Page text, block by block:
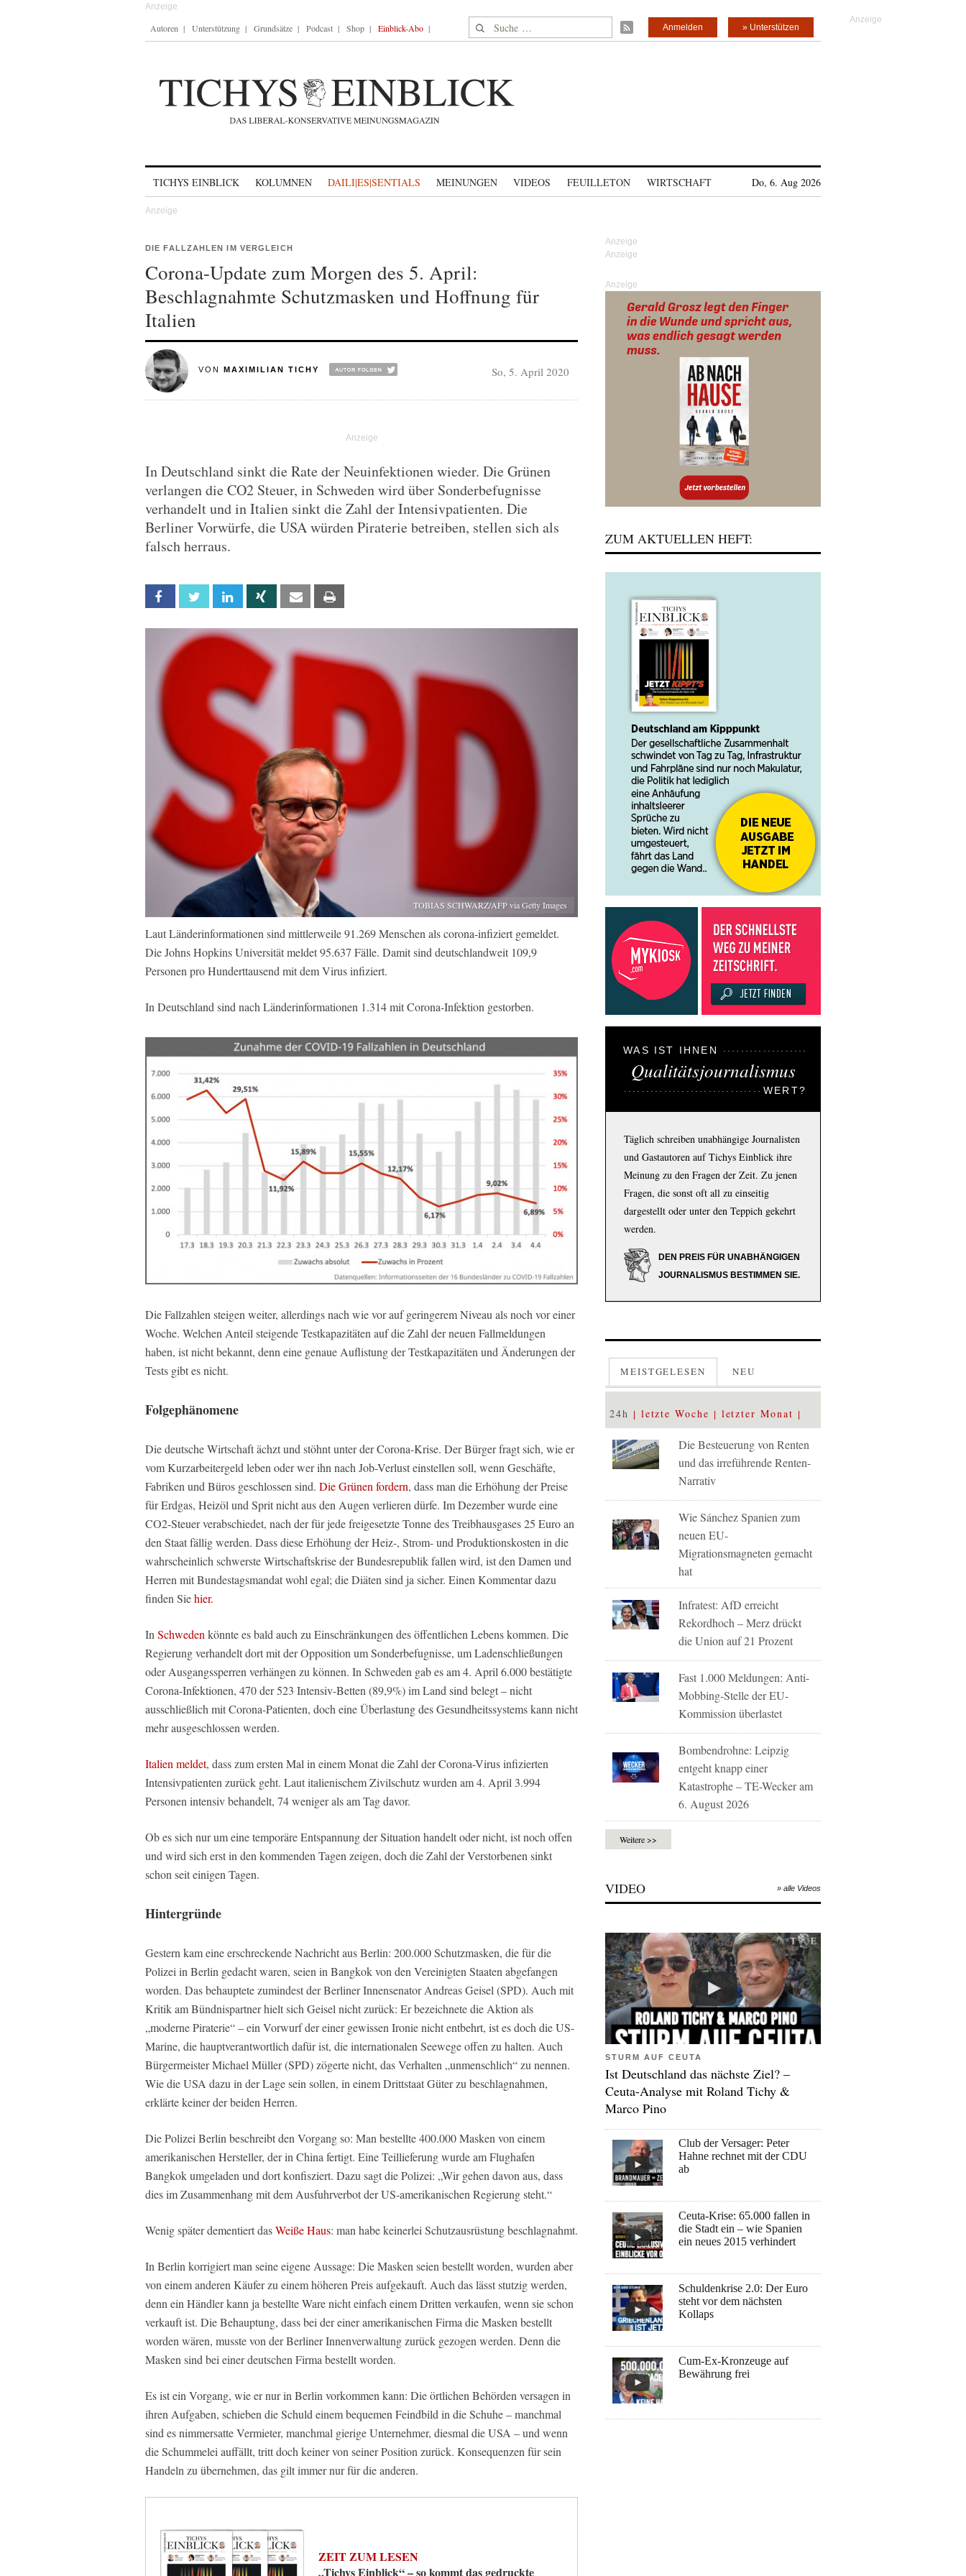
Autoren Unterstützung Grundsätze Podcast Shop Einblick-Abo Suche nach: » Unterstützen
Anmelden
TICHYS EINBLICK KOLUMNEN DAILI|ES|SENTIALS MEINUNGEN VIDEOS FEUILLETON WIRTSCHAFT Do, 6. Aug 2026
DIE FALLZAHLEN IM VERGLEICH
Corona-Update zum Morgen des 5. April:
Beschlagnahmte Schutzmasken und Hoffnung für
Italien
VON MAXIMILIAN TICHY So, 5. April 2020
In Deutschland sinkt die Rate der Neuinfektionen wieder. Die Grünen
verlangen die CO2 Steuer, in Schweden wird über Sonderbefugnisse
verhandelt und in Italien sinkt die Zahl der Intensivpatienten. Die
Berliner Vorwürfe, die USA würden Piraterie betreiben, stellen sich als
falsch herraus.
Facebook Twitter Linkedin Xing Email
TOBIAS SCHWARZ/AFP via Getty Images
Laut Länderinformationen sind mittlerweile 91.269 Menschen als corona-infiziert gemeldet.
Die Johns Hopkins Universität meldet 95.637 Fälle. Damit sind deutschlandweit 109,9
Personen pro Hunderttausend mit dem Virus infiziert.
In Deutschland sind nach Länderinformationen 1.314 mit Corona-Infektion gestorben.
Die Fallzahlen steigen weiter, allerdings nach wie vor auf geringerem Niveau als noch vor einer
Woche. Welchen Anteil steigende Testkapazitäten auf die Zahl der neuen Fallmeldungen
haben, ist nicht bekannt, denn eine genaue Auflistung der Testkapazitäten und Änderungen der
Tests gibt es nicht.
Folgephänomene
Die deutsche Wirtschaft ächzt und stöhnt unter der Corona-Krise. Der Bürger fragt sich, wie er
vom Kurzarbeitergeld leben oder wer ihn nach Job-Verlust einstellen soll, wenn Geschäfte,
Fabriken und Büros geschlossen sind. Die Grünen fordern, dass man die Erhöhung der Preise
für Erdgas, Heizöl und Sprit nicht aus den Augen verlieren dürfe. Im Dezember wurde eine
CO2-Steuer verabschiedet, nach der für jede freigesetzte Tonne des Treibhausgases 25 Euro an
den Staat fällig werden. Dass diese Erhöhung der Heiz-, Strom- und Produktionskosten in die
wahrscheinlich schwerste Wirtschaftskrise der Bundesrepublik fallen wird, ist den Damen und
Herren mit Bundestagsmandat wohl egal; die Diäten sind ja sicher. Einen Kommentar dazu
finden Siehier.
In Schweden könnte es bald auch zu Einschränkungen des öffentlichen Lebens kommen. Die
Regierung verhandelt dort mit der Opposition um Sonderbefugnisse, um Ladenschließungen
oder Ausgangssperren verhängen zu können. In Schweden gab es am 4. April 6.000 bestätigte
Corona-Infektionen, 470 der 523 Intensiv-Betten (89,9%) im Land sind belegt – nicht
ausschließlich mit Corona-Patienten, doch eine Überlastung des Gesundheitssystems kann nicht
mehr ausgeschlossen werden.
Italien meldet, dass zum ersten Mal in einem Monat die Zahl der Corona-Virus infizierten
Intensivpatienten zurück geht. Laut italienischem Zivilschutz wurden am 4. April 3.994
Personen intensiv behandelt, 74 weniger als am Tag davor.
Ob es sich nur um eine temporäre Entspannung der Situation handelt oder nicht, ist noch offen
und wird sich erst in den kommenden Tagen zeigen, doch die Zahl der Verstorbenen sinkt
schon seit einigen Tagen.
Hintergründe
Gestern kam eine erschreckende Nachricht aus Berlin: 200.000 Schutzmasken, die für die
Polizei in Berlin gedacht waren, seien in Bangkok von den Vereinigten Staaten abgefangen
worden. Das behauptete zumindest der Berliner Innensenator Andreas Geisel (SPD). Auch mit
Kritik am Bündnispartner hielt sich Geisel nicht zurück: Er bezeichnete die Aktion als
„moderne Piraterie“ – ein Vorwurf der einer gewissen Ironie nicht entbehrt, ist es doch die US-
Marine, die hauptverantwortlich dafür ist, die internationalen Seewege offen zu halten. Auch
Bürgermeister Michael Müller (SPD) zögerte nicht, das Verhalten „unmenschlich“ zu nennen.
Wie die USA dazu in der Lage sein sollen, in einem Drittstaat Güter zu beschlagnahmen,
erklärte keiner der beiden Herren.
Die Polizei Berlin beschreibt den Vorgang so: Man bestellte 400.000 Masken von einem
amerikanischen Hersteller, der in China fertigt. Eine Teillieferung wurde am Flughafen
Bangkok umgeladen und dort konfisziert. Dazu sagt die Polizei: „Wir gehen davon aus, dass
dies im Zusammenhang mit dem Ausfuhrverbot der US-amerikanischen Regierung steht.“
Wenig später dementiert dasWeiße Haus: man habe keinerlei Schutzausrüstung beschlagnahmt.
In Berlin korrigiert man seine eigene Aussage: Die Masken seien bestellt worden, wurden aber
von einem anderen Käufer zu einem höheren Preis aufgekauft. Auch das lässt stutzig werden,
denn ein Händler kann ja bestellte Ware nicht einfach einem Dritten verkaufen, wenn sie schon
verkauft ist. Die Behauptung, dass bei der einer amerikanischen Firma die Masken bestellt
worden wären, musste von der Berliner Innenverwaltung zurück gezogen werden. Denn die
Masken sind bei einer deutschen Firma bestellt worden.
Es ist ein Vorgang, wie er nur in Berlin vorkommen kann: Die örtlichen Behörden versagen in
ihren Aufgaben, schieben die Schuld einem bequemen Feindbild in die Schuhe – manchmal
sind es nimmersatte Vermieter, manchmal gierige Unternehmer, diesmal die USA – und wenn
die Schummelei auffällt, tritt doch keiner von seiner Position zurück. Konsequenzen für sein
Handeln zu übernehmen, das gilt immer nur für die anderen.
ZEIT ZUM LESEN
„Tichys Einblick“ – so kommt das gedruckte
Anzeige
ZUM AKTUELLEN HEFT:
WAS IST IHNEN
Qualitätsjournalismus
WERT?
Täglich schreiben unabhängige Journalisten
und Gastautoren auf Tichys Einblick ihre
Meinung zu den Fragen der Zeit. Zu jenen
Fragen, die sonst oft all zu einseitig
dargestellt oder unter den Teppich gekehrt
werden.
DEN PREIS FÜR UNABHÄNGIGEN
JOURNALISMUS BESTIMMEN SIE.
MEISTGELESEN NEU
24h letzte Woche letzter Monat
Die Besteuerung von Renten
und das irreführende Renten-
Narrativ
Wie Sánchez Spanien zum
neuen EU-
Migrationsmagneten gemacht
hat
Infratest: AfD erreicht
Rekordhoch – Merz drückt
die Union auf 21 Prozent
Fast 1.000 Meldungen: Anti-
Mobbing-Stelle der EU-
Kommission überlastet
Bombendrohne: Leipzig
entgeht knapp einer
Katastrophe – TE-Wecker am
6. August 2026
Weitere >>
VIDEO » alle Videos
STURM AUF CEUTA
Ist Deutschland das nächste Ziel? –
Ceuta-Analyse mit Roland Tichy &
Marco Pino
Club der Versager: Peter
Hahne rechnet mit der CDU
ab
Ceuta-Krise: 65.000 fallen in
die Stadt ein – wie Spanien
ein neues 2015 verhindert
Schuldenkrise 2.0: Der Euro
steht vor dem nächsten
Kollaps
Cum-Ex-Kronzeuge auf
Bewährung frei